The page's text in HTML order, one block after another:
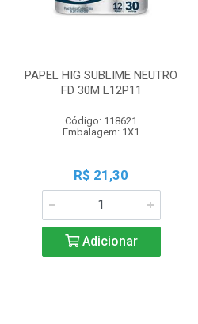
PAPEL HIG SUBLIME NEUTRO
FD 30M L12P11
Código: 118621
Embalagem: 1X1
R$ 21,30
Adicionar